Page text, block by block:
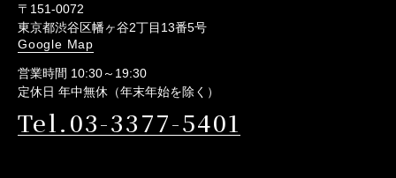
〒151-0072
東京都渋谷区幡ヶ谷2丁目13番5号
Google Map
営業時間 10:30～19:30
定休日 年中無休（年末年始を除く）
Tel.03-3377-5401